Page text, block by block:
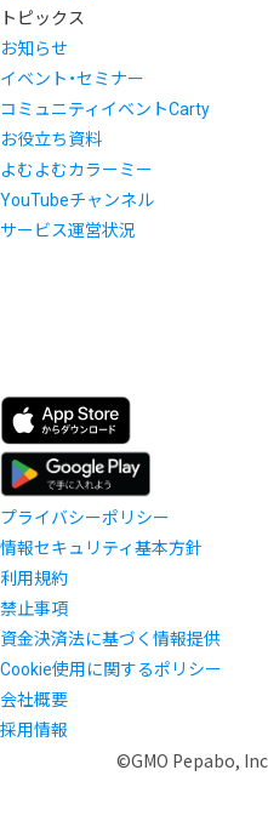
トピックス
お知らせ
イベント・セミナー
コミュニティイベントCarty
お役立ち資料
よむよむカラーミー
YouTubeチャンネル
サービス運営状況
プライバシーポリシー
情報セキュリティ基本方針
利用規約
禁止事項
資金決済法に基づく情報提供
Cookie使用に関するポリシー
会社概要
採用情報
©GMO Pepabo,